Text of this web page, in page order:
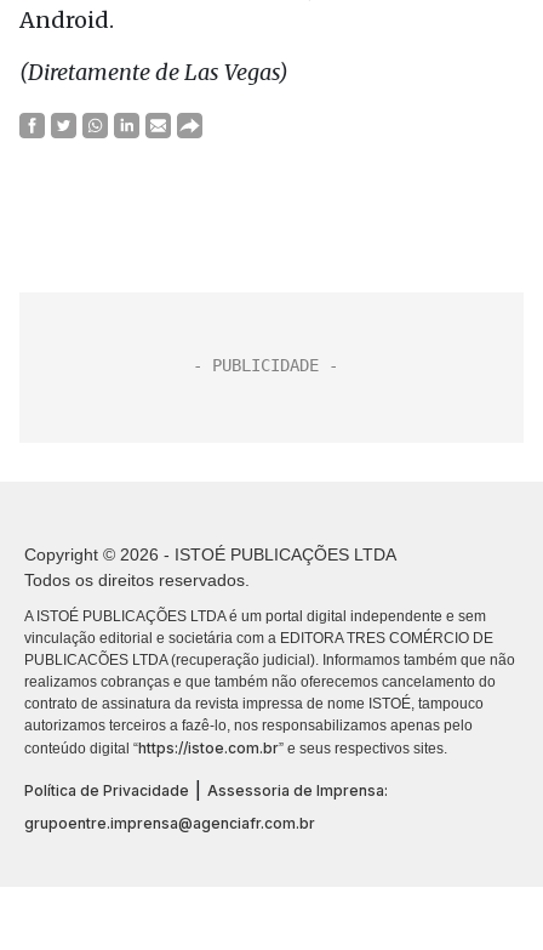
Android.
(Diretamente de Las Vegas)
Copyright © 2026 - ISTOÉ PUBLICAÇÕES LTDA
Todos os direitos reservados.
A ISTOÉ PUBLICAÇÕES LTDA é um portal digital independente e sem
vinculação editorial e societária com a EDITORA TRES COMÉRCIO DE
PUBLICACÕES LTDA (recuperação judicial). Informamos também que não
realizamos cobranças e que também não oferecemos cancelamento do
contrato de assinatura da revista impressa de nome ISTOÉ, tampouco
autorizamos terceiros a fazê-lo, nos responsabilizamos apenas pelo
conteúdo digital “https://istoe.com.br” e seus respectivos sites.
Política de Privacidade | Assessoria de Imprensa:
grupoentre.imprensa@agenciafr.com.br